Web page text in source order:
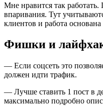
Мне нравится так
впаривания. Тут
клиентов и работа
Фишки и
— Если соцсеть это
должен идти трафик.
— Лучше ставить 1 пост в
максимально подробно